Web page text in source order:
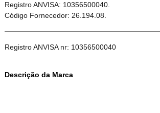
Registro ANVISA: 10356500040.
Código Fornecedor: 26.194.08.
Registro ANVISA nr: 10356500040
Descrição da Marca